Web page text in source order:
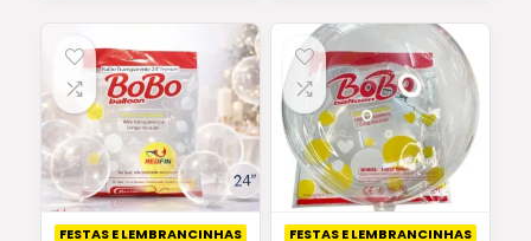
FESTAS E LEMBRANCINHAS FESTAS E LEMBRANCINHAS